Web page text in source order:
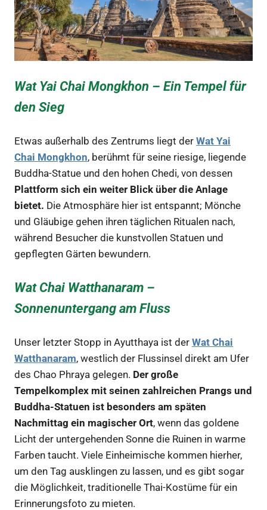
Wat Yai Chai Mongkhon – Ein Tempel für
den Sieg
Etwas außerhalb des Zentrums liegt der Wat Yai
Chai Mongkhon, berühmt für seine riesige, liegende
Buddha-Statue und den hohen Chedi, von dessen
Plattform sich ein weiter Blick über die Anlage
bietet. Die Atmosphäre hier ist entspannt; Mönche
und Gläubige gehen ihren täglichen Ritualen nach,
während Besucher die kunstvollen Statuen und
gepflegten Gärten bewundern.
Wat Chai Watthanaram –
Sonnenuntergang am Fluss
Unser letzter Stopp in Ayutthaya ist der Wat Chai
Watthanaram, westlich der Flussinsel direkt am Ufer
des Chao Phraya gelegen. Der große
Tempelkomplex mit seinen zahlreichen Prangs und
Buddha-Statuen ist besonders am späten
Nachmittag ein magischer Ort, wenn das goldene
Licht der untergehenden Sonne die Ruinen in warme
Farben taucht. Viele Einheimische kommen hierher,
um den Tag ausklingen zu lassen, und es gibt sogar
die Möglichkeit, traditionelle Thai-Kostüme für ein
Erinnerungsfoto zu mieten.